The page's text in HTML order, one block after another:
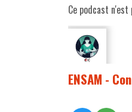
Ce podcast
ENSAM -